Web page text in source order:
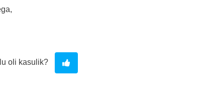
oli kasulik?